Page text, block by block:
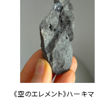
《空のエレメント》ハーキマ